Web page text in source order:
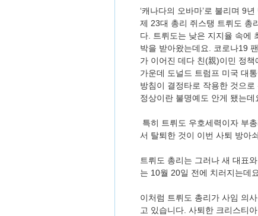
‘캐나다의 오바마’로 불리며 9
제 23대 총리 쥐스탱 트뤼도 총
다. 트뤼도는 낮은 지지율 속에
박을 받아왔는데요. 코로나19
가 이어진 데다 친(親)이민 정
가운데 도널드 트럼프 미국 대
방침이 결정타로 작용한 것으로
정상이란 불명예도 안게 됐는데
특히 트뤼도 우호세력이자 부
서 탈퇴한 것이 이번 사퇴 방아
트뤼도 총리는 그러나 새 대표
는 10월 20일 전에 치러지는데요.
이처럼 트뤼도 총리가 사임 의
고 있습니다. 사퇴한 크리스티